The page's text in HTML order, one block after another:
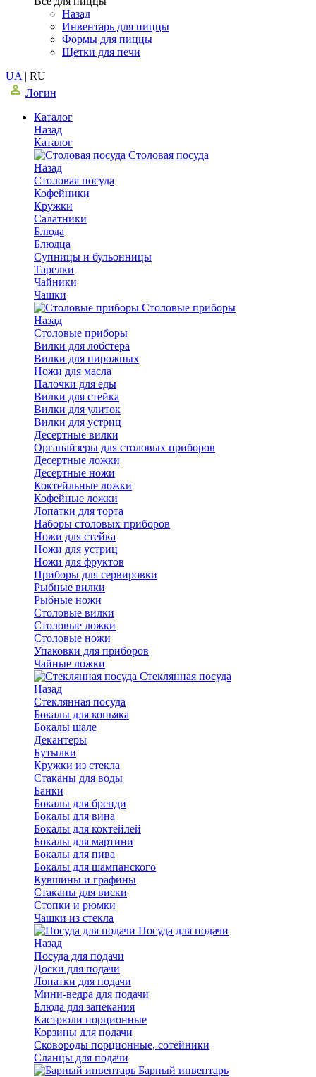
Назад
Инвентарь для пиццы
Формы для пиццы
Щетки для печи
UA | RU
Логин
Каталог
Назад
Каталог
Столовая посуда
Назад
Столовая посуда
Кофейники
Кружки
Салатники
Блюда
Блюдца
Супницы и бульонницы
Тарелки
Чайники
Чашки
Cтоловые приборы
Назад
Cтоловые приборы
Вилки для лобстера
Вилки для пирожных
Ножи для масла
Палочки для еды
Вилки для стейка
Вилки для улиток
Вилки для устриц
Десертные вилки
Органайзеры для столовых приборов
Десертные ложки
Десертные ножи
Коктейльные ложки
Кофейные ложки
Лопатки для торта
Наборы столовых приборов
Ножи для стейка
Ножи для устриц
Ножи для фруктов
Приборы для сервировки
Рыбные вилки
Рыбные ножи
Столовые вилки
Столовые ложки
Столовые ножи
Упаковки для приборов
Чайные ложки
Стеклянная посуда
Назад
Стеклянная посуда
Бокалы для коньяка
Бокалы шале
Декантеры
Бутылки
Кружки из стекла
Стаканы для воды
Банки
Бокалы для бренди
Бокалы для вина
Бокалы для коктейлей
Бокалы для мартини
Бокалы для пива
Бокалы для шампанского
Кувшины и графины
Стаканы для виски
Стопки и рюмки
Чашки из стекла
Посуда для подачи
Назад
Посуда для подачи
Доски для подачи
Лопатки для подачи
Мини-ведра для подачи
Блюда для запекания
Кастрюли порционные
Корзины для подачи
Сковороды порционные, сотейники
Сланцы для подачи
Барный инвентарь